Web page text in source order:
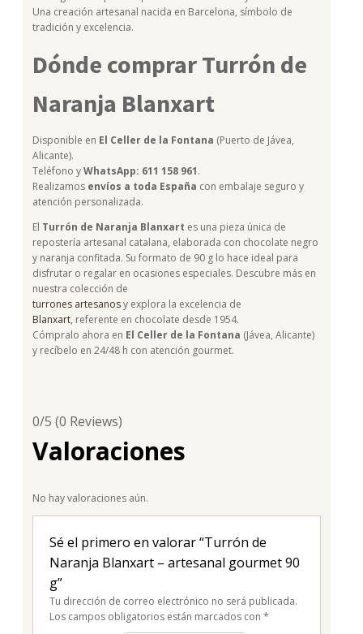
Una creación artesanal nacida en Barcelona, símbolo de
tradición y excelencia.
Dónde comprar Turrón de
Naranja Blanxart
Disponible en El Celler de la Fontana (Puerto de Jávea,
Alicante).
Teléfono yWhatsApp: 611 158 961.
Realizamos envíos a toda España con embalaje seguro y
atención personalizada.
El Turrón de Naranja Blanxart es una pieza única de
repostería artesanal catalana, elaborada con chocolate negro
y naranja confitada. Su formato de 90 g lo hace ideal para
disfrutar o regalar en ocasiones especiales. Descubre más en
nuestra colección de
turrones artesanosy explora la excelencia de
Blanxart, referente en chocolate desde 1954.
Cómpralo ahora en El Celler de la Fontana (Jávea, Alicante)
y recíbelo en 24/48 h con atención gourmet.
0/5 (0 Reviews)
Valoraciones
No hay valoraciones aún.
Sé el primero en valorar “Turrón de
Naranja Blanxart – artesanal gourmet 90
g”
Tu dirección de correo electrónico no será publicada.
Los campos obligatorios están marcados con *